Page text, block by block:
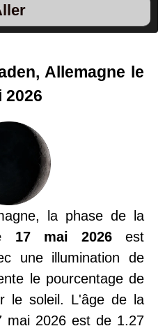
Allemagne le
2026
la phase de la
17 mai 2026est
une illumination de
le pourcentage de
le soleil. L'âge de la
mai 2026 est de 1.27